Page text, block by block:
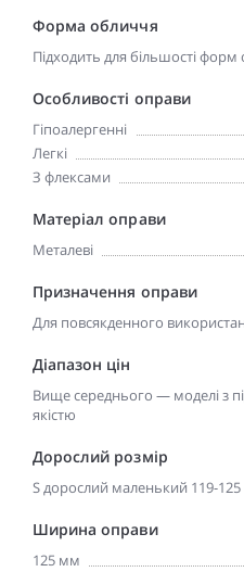
Форма обличчя
Підходить для більшості
Особливості оправи
Гіпоалергенні
Легкі
З флексами
Матеріал оправи
Металеві
Призначення оправи
Для повсякденного
Діапазон цін
Вище середнього — моделі з
якістю
Дорослий розмір
S дорослий маленький 119-
Ширина оправи
125 мм